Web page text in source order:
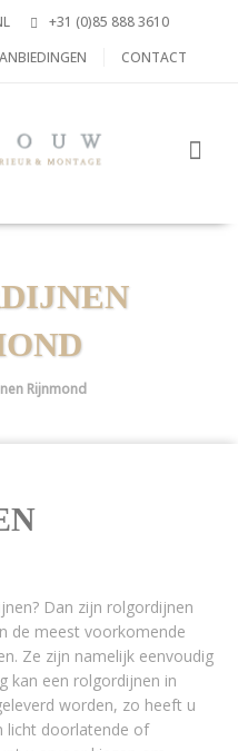
+31 (0)85 888 3610
CONTACT
Rijnmond
Dan zijn rolgordijnen
de meest voorkomende
Ze zijn namelijk eenvoudig
kan een rolgordijnen in
worden, zo heeft u
licht doorlatende of